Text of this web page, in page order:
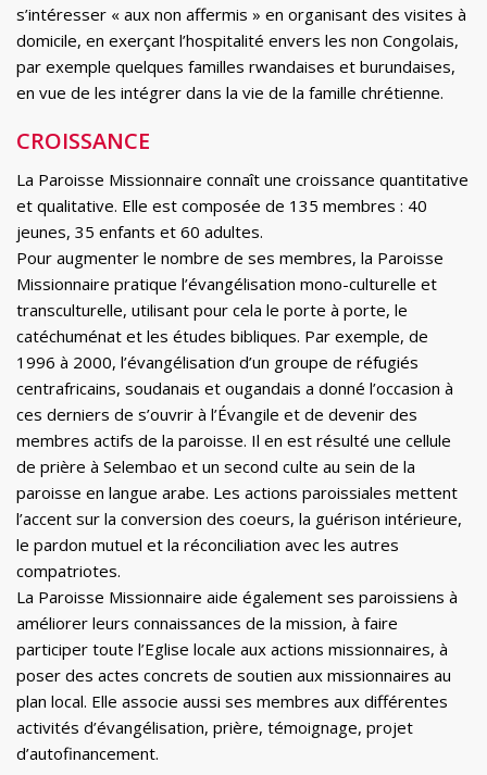
s’intéresser « aux non affermis » en organisant des visites à
domicile, en exerçant l’hospitalité envers les non Congolais,
par exemple quelques familles rwandaises et burundaises,
en vue de les intégrer dans la vie de la famille chrétienne.
CROISSANCE
La Paroisse Missionnaire connaît une croissance quantitative
et qualitative. Elle est composée de 135 membres : 40
jeunes, 35 enfants et 60 adultes.
Pour augmenter le nombre de ses membres, la Paroisse
Missionnaire pratique l’évangélisation mono-culturelle et
transculturelle, utilisant pour cela le porte à porte, le
catéchuménat et les études bibliques. Par exemple, de
1996 à 2000, l’évangélisation d’un groupe de réfugiés
centrafricains, soudanais et ougandais a donné l’occasion à
ces derniers de s’ouvrir à l’Évangile et de devenir des
membres actifs de la paroisse. Il en est résulté une cellule
de prière à Selembao et un second culte au sein de la
paroisse en langue arabe. Les actions paroissiales mettent
l’accent sur la conversion des coeurs, la guérison intérieure,
le pardon mutuel et la réconciliation avec les autres
compatriotes.
La Paroisse Missionnaire aide également ses paroissiens à
améliorer leurs connaissances de la mission, à faire
participer toute l’Eglise locale aux actions missionnaires, à
poser des actes concrets de soutien aux missionnaires au
plan local. Elle associe aussi ses membres aux différentes
activités d’évangélisation, prière, témoignage, projet
d’autofinancement.